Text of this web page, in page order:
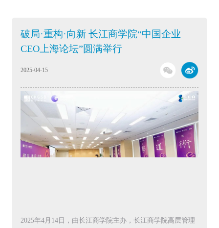
破局·重构·向新 长江商学院“中国企业
CEO上海论坛”圆满举行
2025-04-15
2025年4月14日，由长江商学院主办，长江商学院高层管理